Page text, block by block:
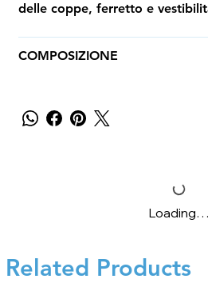
delle coppe, ferretto e
COMPOSIZIONE
Loading…
Related Products